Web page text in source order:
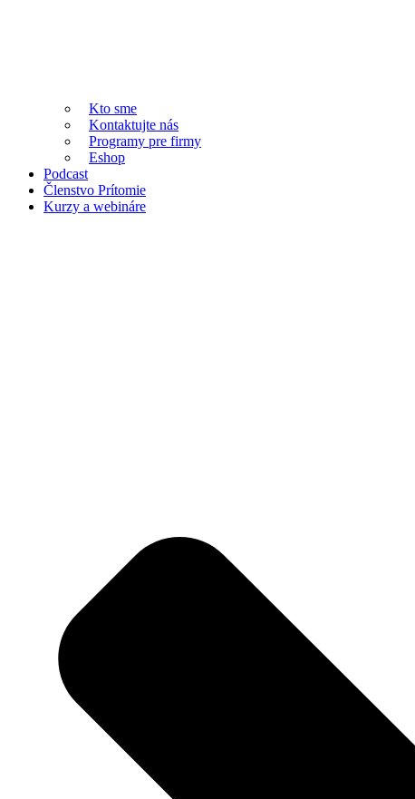
Kto sme
Kontaktujte nás
Programy pre firmy
Eshop
Podcast
Členstvo Prítomie
Kurzy a webináre